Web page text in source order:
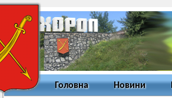
Головна Новини